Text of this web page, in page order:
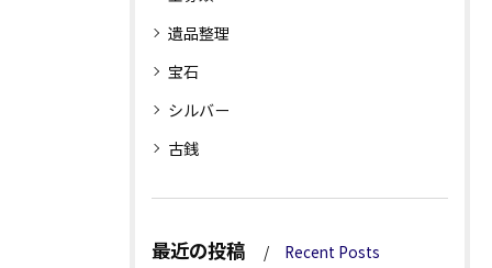
遺品整理
宝石
シルバー
古銭
最近の投稿 Recent Posts